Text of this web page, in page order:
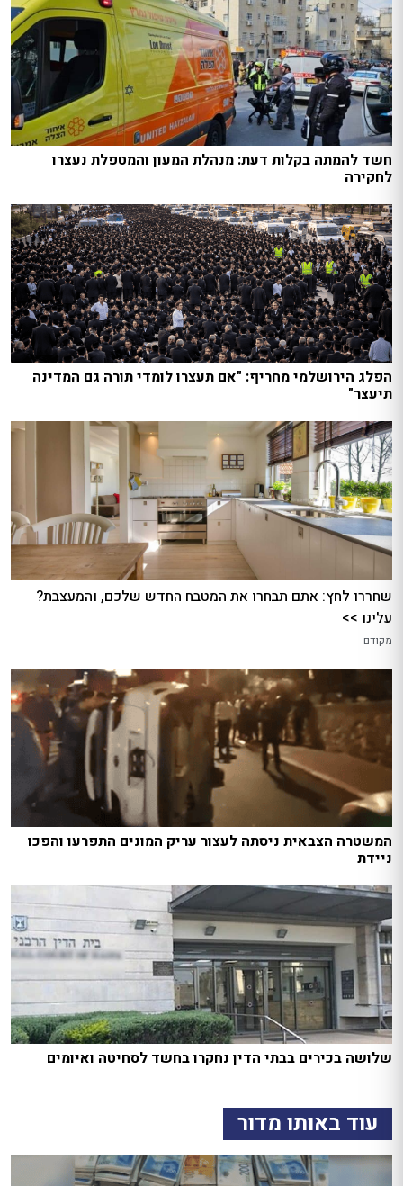
חשד להמתה בקלות דעת: מנהלת המעון והמטפלת נעצרו
לחקירה
הפלג הירושלמי מחריף: "אם תעצרו לומדי תורה גם המדינה
תיעצר"
שחררו לחץ: אתם תבחרו את המטבח החדש שלכם, והמעצבת?
עלינו >>
מקודם
המשטרה הצבאית ניסתה לעצור עריק המונים התפרעו והפכו
ניידת
שלושה בכירים בבתי הדין נחקרו בחשד לסחיטה ואיומים
עוד באותו מדור